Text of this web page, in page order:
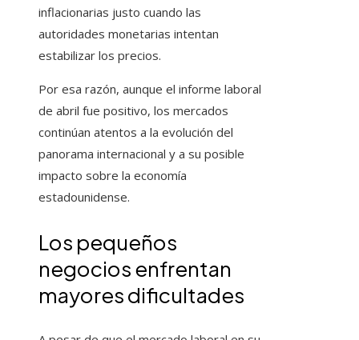
inflacionarias justo cuando las
autoridades monetarias intentan
estabilizar los precios.
Por esa razón, aunque el informe laboral
de abril fue positivo, los mercados
continúan atentos a la evolución del
panorama internacional y a su posible
impacto sobre la economía
estadounidense.
Los pequeños
negocios enfrentan
mayores dificultades